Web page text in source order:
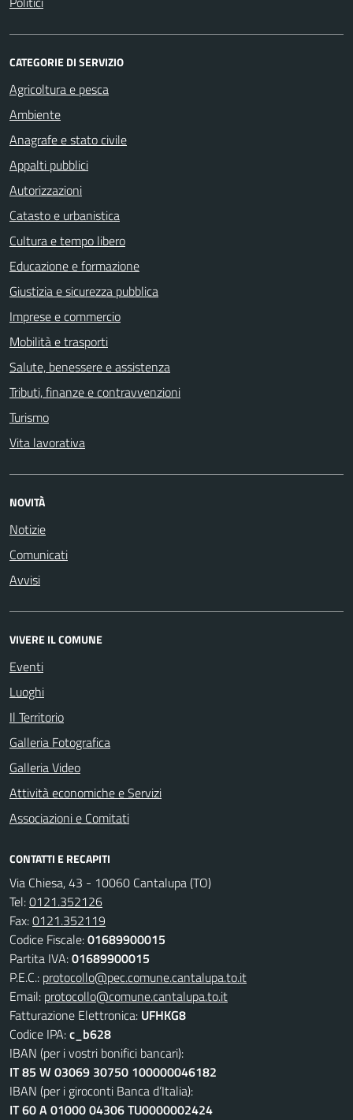
CATEGORIE DI SERVIZIO
Agricoltura e pesca
Ambiente
Anagrafe e stato civile
Appalti pubblici
Autorizzazioni
Catasto e urbanistica
Cultura e tempo libero
Educazione e formazione
Giustizia e sicurezza pubblica
Imprese e commercio
Mobilità e trasporti
Salute, benessere e assistenza
Tributi, finanze e contravvenzioni
Turismo
Vita lavorativa
NOVITÀ
Notizie
Comunicati
Avvisi
VIVERE IL COMUNE
Eventi
Luoghi
Il Territorio
Galleria Fotografica
Galleria Video
Attività economiche e Servizi
Associazioni e Comitati
CONTATTI E RECAPITI
Via Chiesa, 43 - 10060 Cantalupa (TO)
Tel:0121.352126
Fax:0121.352119
Codice Fiscale:01689900015
Partita IVA:01689900015
P.E.C.: protocollo@pec.comune.cantalupa.to.it
Email: protocollo@comune.cantalupa.to.it
Fatturazione Elettronica: UFHKG8
Codice IPA:c_b628
IBAN (per i vostri bonifici bancari):
IT 85 W 03069 30750 100000046182
IBAN (per i giroconti Banca d’Italia):
IT 60 A 01000 04306 TU0000002424